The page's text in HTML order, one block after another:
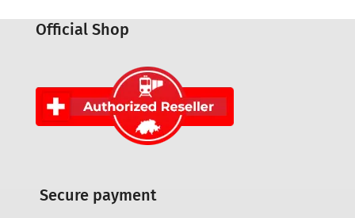
Official Shop
Secure payment